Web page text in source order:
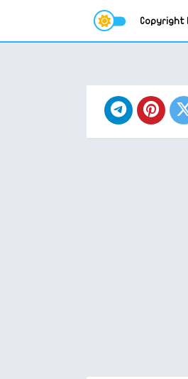
Copyright